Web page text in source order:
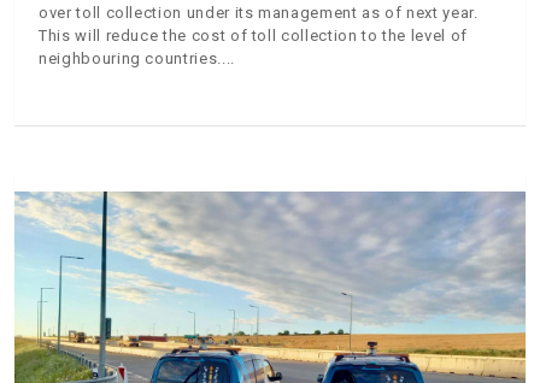
over toll collection under its management as of next year.
This will reduce the cost of toll collection to the level of
neighbouring countries.